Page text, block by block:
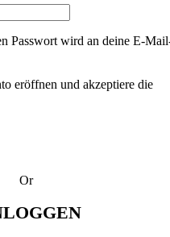
Passwort wird an deine E-
eröffnen und akzeptiere die
Or